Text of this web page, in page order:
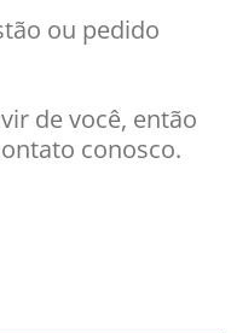
ou pedido
de você, então
conosco.